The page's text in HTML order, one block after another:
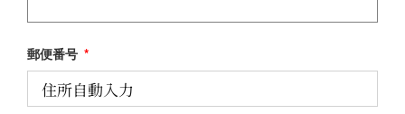
郵便番号 *